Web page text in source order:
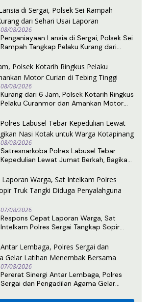
08/08/2026
Penganiayaan Lansia di Sergai, Polsek Sei
Rampah Tangkap Pelaku Kurang dari
08/08/2026
Kurang dari 6 Jam, Polsek Kotarih Ringkus
Pelaku Curanmor dan Amankan Motor
08/08/2026
Satresnarkoba Polres Labusel Tebar
Kepedulian Lewat Jumat Berkah, Bagikan
07/08/2026
Respons Cepat Laporan Warga, Sat
Intelkam Polres Sergai Tangkap Sopir
07/08/2026
Pererat Sinergi Antar Lembaga, Polres
Sergai dan Pengadilan Agama Gelar